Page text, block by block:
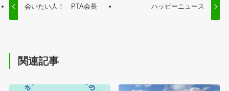
会いたい人！ PTA会長 ハッピーニュース
関連記事